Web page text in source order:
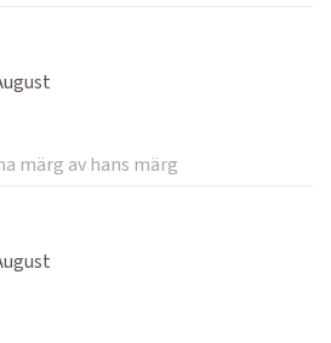
märg av hans märg